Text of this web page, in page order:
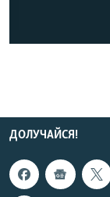
ДОЛУЧАЙСЯ!